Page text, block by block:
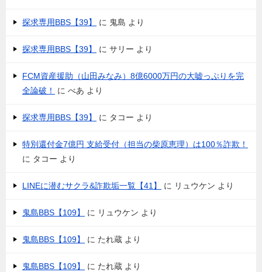
探求専用BBS【39】 に 鬼島 より
探求専用BBS【39】 に サリー より
FCM資産援助（山田みなみ）8億6000万円の大嘘っぷりを完
全論破！
に べあ より
探求専用BBS【39】 に タコー より
特別還付金7億円 支給受付（担当の柴原恵理）は100％詐欺！
に タコー より
LINEに潜むサクラ&詐欺垢一覧【41】 に リュウケン より
鬼島BBS【109】 に リュウケン より
鬼島BBS【109】 に たれ蔵 より
鬼島BBS【109】 に たれ蔵 より